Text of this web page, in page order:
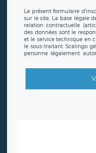
Le présent formulaire
sur le site. La base légale
relation contractuelle
des données sont le
et le service technique en
le sous-traitant Scalingo
personne légalement
offrant desclauses de
en sollicite la
demander la